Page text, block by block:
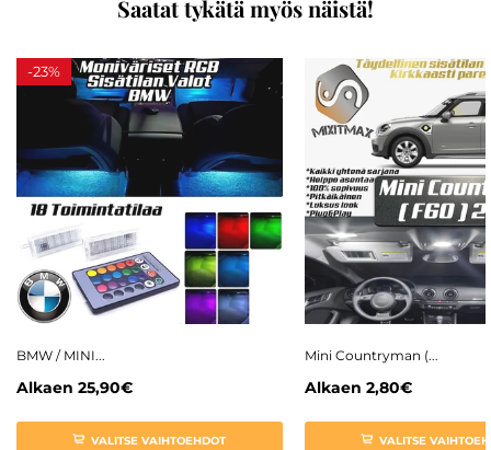
Saatat tykätä myös näistä!
-23%
BMW / MINI...
Alkaen 25,90€
VALITSE VAIHTOEHDOT
Mini Countryman (...
Alkaen 2,80€
VALITSE